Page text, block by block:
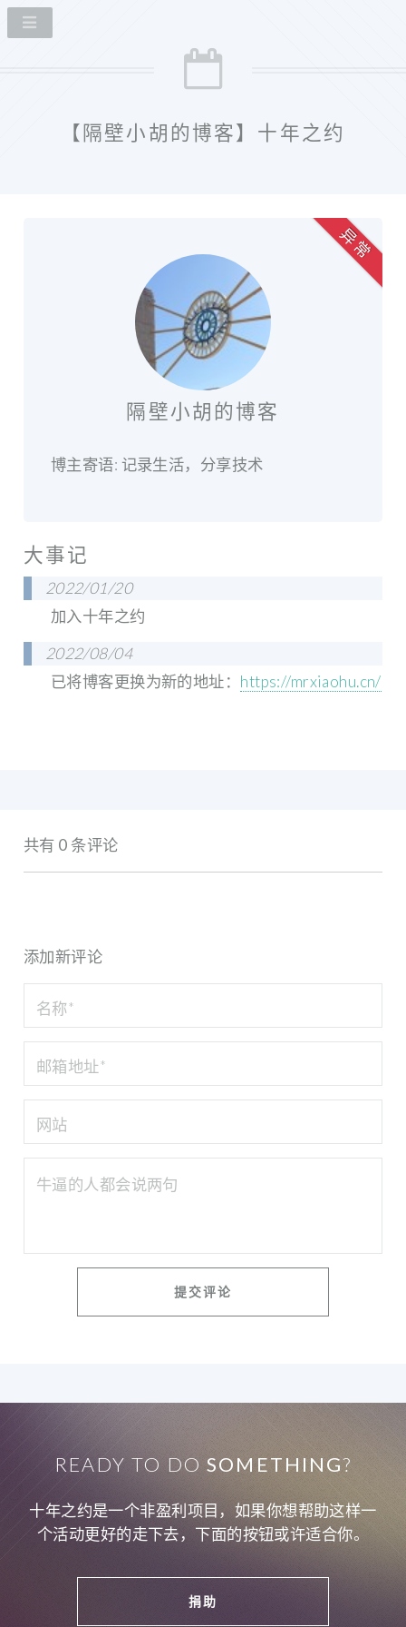
【隔壁小胡的博客】十年之约
隔壁小胡的博客
博主寄语: 记录生活，分享技术
异 常
大事记
2022/01/20
加入十年之约
2022/08/04
已将博客更换为新的地址： https://mrxiaohu.cn/
共有 0 条评论
添加新评论
READY TO DOSOMETHING?
十年之约是一个非盈利项目，如果你想帮助这样一
个活动更好的走下去，下面的按钮或许适合你。
捐助